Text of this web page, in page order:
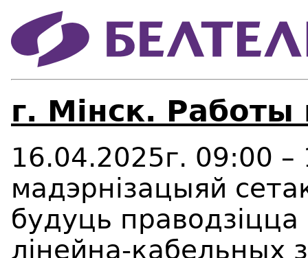
г. Мінск. Работы
16.04.2025г. 09:00 –
мадэрнізацыяй
будуць
лінейна-кабельных